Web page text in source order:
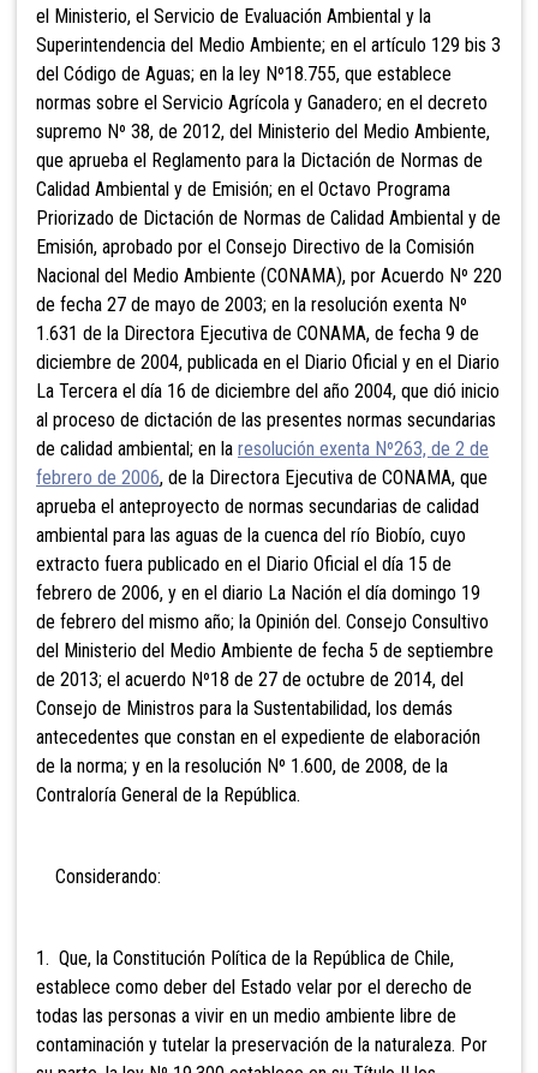
el Ministerio, el Servicio de Evaluación Ambiental y la
Superintendencia del Medio Ambiente; en el artículo 129 bis 3
del Código de Aguas; en la ley Nº18.755, que establece
normas sobre el Servicio Agrícola y Ganadero; en el decreto
supremo Nº 38, de 2012, del Ministerio del Medio Ambiente,
que aprueba el Reglamento para la Dictación de Normas de
Calidad Ambiental y de Emisión; en el Octavo Programa
Priorizado de Dictación de Normas de Calidad Ambiental y de
Emisión, aprobado por el Consejo Directivo de la Comisión
Nacional del Medio Ambiente (CONAMA), por Acuerdo Nº 220
de fecha 27 de mayo de 2003; en la resolución exenta Nº
1.631 de la Directora Ejecutiva de CONAMA, de fecha 9 de
diciembre de 2004, publicada en el Diario Oficial y en el Diario
La Tercera el día 16 de diciembre del año 2004, que dió inicio
al proceso de dictación de las presentes normas secundarias
de calidad ambiental; en la resolución exenta Nº263, de 2 de
febrero de 2006, de la Directora Ejecutiva de CONAMA, que
aprueba el anteproyecto de normas secundarias de calidad
ambiental para las aguas de la cuenca del río Biobío, cuyo
extracto fuera publicado en el Diario Oficial el día 15 de
febrero de 2006, y en el diario La Nación el día domingo 19
de febrero del mismo año; la Opinión del. Consejo Consultivo
del Ministerio del Medio Ambiente de fecha 5 de septiembre
de 2013; el acuerdo Nº18 de 27 de octubre de 2014, del
Consejo de Ministros para la Sustentabilidad, los demás
antecedentes que constan en el expediente de elaboración
de la norma; y en la resolución Nº 1.600, de 2008, de la
Contraloría General de la República.
Considerando:
1. Que, la Constitución Política de la República de Chile,
establece como deber del Estado velar por el derecho de
todas las personas a vivir en un medio ambiente libre de
contaminación y tutelar la preservación de la naturaleza. Por